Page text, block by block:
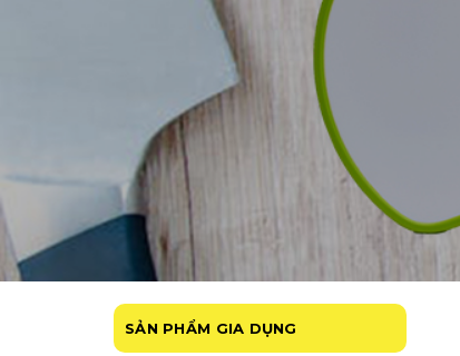
SẢN PHẨM GIA DỤNG